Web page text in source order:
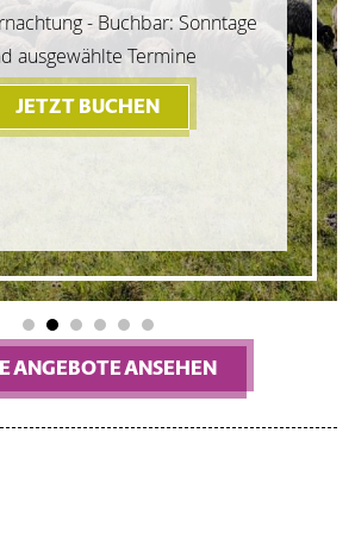
- Ganzjährig
30.12. bis 01.01.
JETZT BUCHEN
1 2 3 4 5 6
ANGEBOTE ANSEHEN